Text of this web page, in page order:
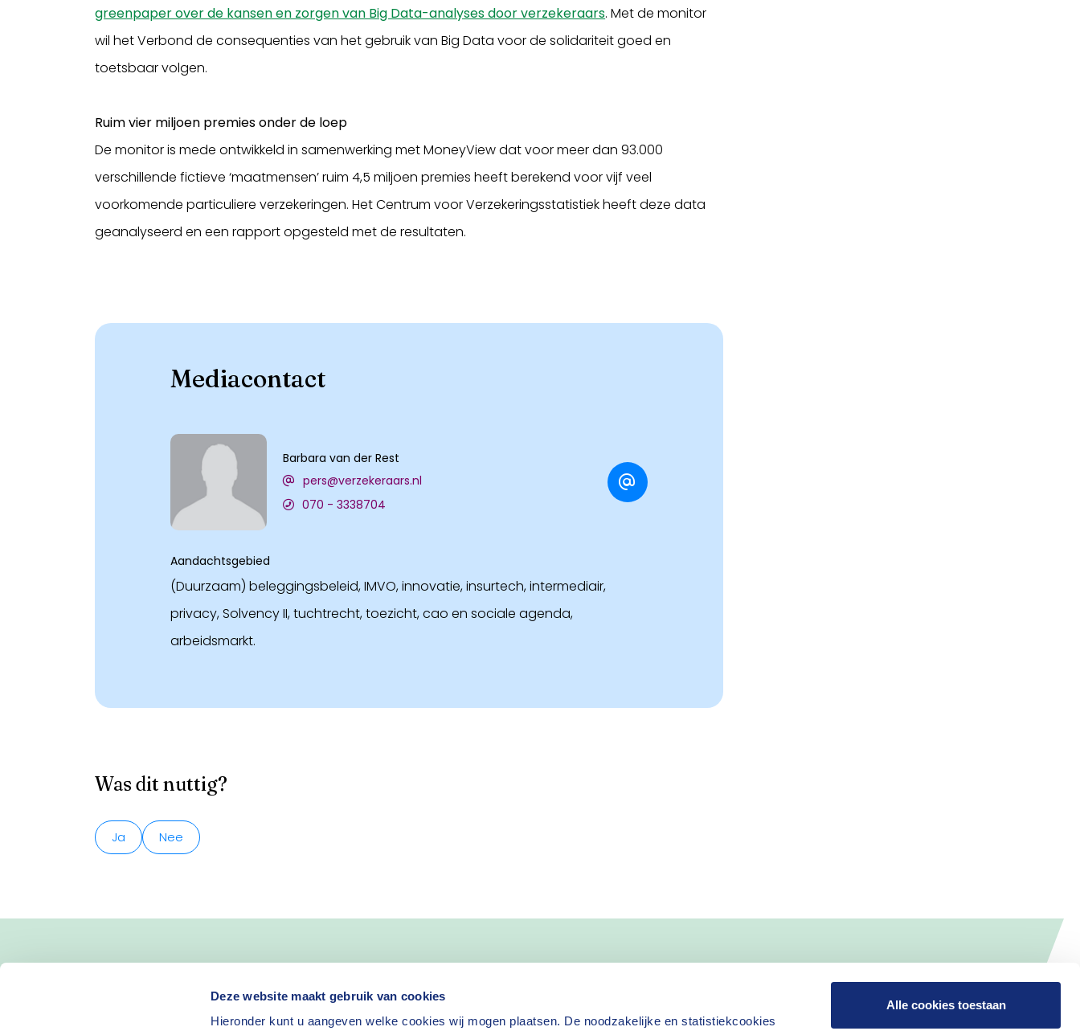
Deze website maakt gebruik van cookies
Hieronder kunt u aangeven welke cookies wij mogen plaatsen. De noodzakelijke en statistiekcookies
Alle cookies toestaan
greenpaper over de kansen en zorgen van Big Data-analyses door verzekeraars. Met de monitor
wil het Verbond de consequenties van het gebruik van Big Data voor de solidariteit goed en
toetsbaar volgen.
Ruim vier miljoen premies onder de loep
De monitor is mede ontwikkeld in samenwerking met MoneyView dat voor meer dan 93.000
verschillende fictieve ‘maatmensen’ ruim 4,5 miljoen premies heeft berekend voor vijf veel
voorkomende particuliere verzekeringen. Het Centrum voor Verzekeringsstatistiek heeft deze data
geanalyseerd en een rapport opgesteld met de resultaten.
Mediacontact
Barbara van der Rest
pers@verzekeraars.nl
070 - 3338704
Aandachtsgebied
(Duurzaam) beleggingsbeleid, IMVO, innovatie, insurtech, intermediair,
privacy, Solvency II, tuchtrecht, toezicht, cao en sociale agenda,
arbeidsmarkt.
Was dit nuttig?
Ja Nee
Blijf op de hoogte van nieuws
Nieuwsbrief aanvragen